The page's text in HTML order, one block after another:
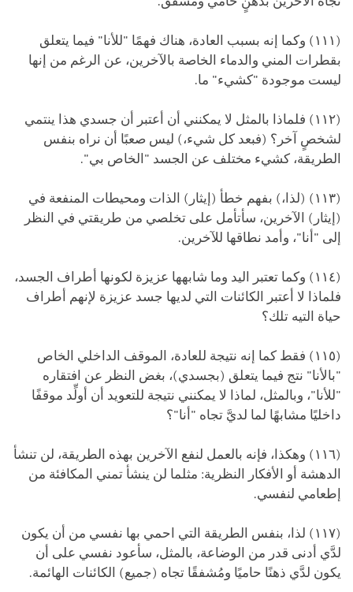
(١١١) وكما إنه بسبب العادة، هناك فهمًا "للأنا" فيما يتعلق
بقطرات المني والدماء الخاصة بالآخرين، عن الرغم من إنها
ليست موجودة "كشيء" ما.
(١١٢) فلماذا بالمثل لا يمكنني أن أعتبر أن جسدي هذا ينتمي
لشخصٍ آخر؟ (فبعد كل شيء،) ليس صعبًا أن نراه بنفس
الطريقة، كشيء مختلف عن الجسد "الخاص بي".
(١١٣) (لذا،) بفهم خطأ (إيثار) الذات ومحيطات المنفعة في
(إيثار) الآخرين، سأتأمل على تخلصي من طريقتي في النظر
إلى "أنا"، وأمد نطاقها للآخرين.
(١١٤) وكما تعتبر اليد وما شابهها عزيزة لكونها أطراف الجسد،
فلماذا لا أعتبر الكائنات التي لديها جسد عزيزة لإنهم أطراف
حياة التيه تلك؟
(١١٥) فقط كما إنه نتيجة للعادة، الموقف الداخلي الخاص
"بالأنا" نتج فيما يتعلق (بجسدي)، بغض النظر عن افتقاره
"للأنا"، وبالمثل، لماذا لا يمكنني نتيجة للتعويد أن أولِّد موقفًا
داخليًا مشابهًا لما لديَّ تجاه "أنا"؟
(١١٦) وهكذا، فإنه بالعمل لنفع الآخرين بهذه الطريقة، لن تنشأ
الدهشة أو الأفكار النظرية: مثلما لن ينشأ تمني المكافئة من
إطعامي لنفسي.
(١١٧) لذا، بنفس الطريقة التي احمي بها نفسي من أن يكون
لدَّي أدنى قدر من الوضاعة، بالمثل، سأعود نفسي على أن
يكون لدَّي ذهنًا حاميًا ومُشفقًا تجاه (جميع) الكائنات الهائمة.